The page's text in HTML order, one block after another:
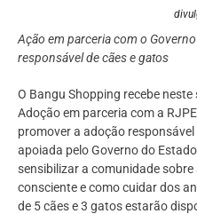
Ação em parceria com o
responsável de cães e gatos
O Bangu Shopping recebe
Adoção em parceria com a
promover a adoção
apoiada pelo Governo do
sensibilizar a comunidade
consciente e como cuidar dos
de 5 cães e 3 gatos estarão